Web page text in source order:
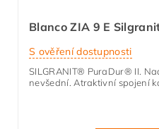
Blanco ZIA 9 E
S ověření dostupnosti
SILGRANIT® PuraDur® II.
nevšední. Atraktivní spojení